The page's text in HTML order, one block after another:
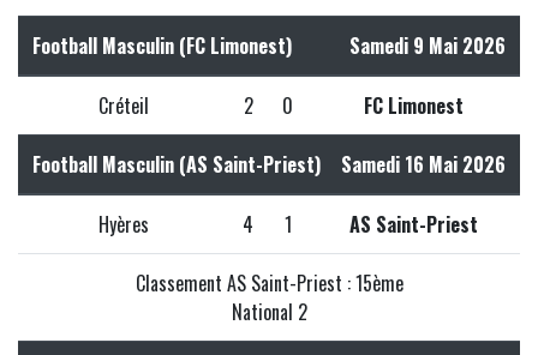
Football Masculin (FC Limonest) Samedi 9 Mai 2026
Créteil 2 0 FC Limonest
Football Masculin (AS Saint-Priest) Samedi 16 Mai 2026
Hyères 4 1 AS Saint-Priest
Classement AS Saint-Priest : 15ème
National 2